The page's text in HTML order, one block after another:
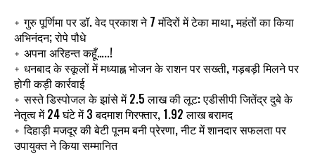
गुरु पूर्णिमा पर डॉ. वेद प्रकाश ने 7 मंदिरों में टेका माथा, महंतों का किया
अभिनंदन; रोपे पौधे
अपना अरिहन्त कहूँ…..!
धनबाद के स्कूलों में मध्याह्न भोजन के राशन पर सख्ती, गड़बड़ी मिलने पर
होगी कड़ी कार्रवाई
सस्ते डिस्पोजल के झांसे में 2.5 लाख की लूट: एडीसीपी जितेंद्र दुबे के
नेतृत्व में 24 घंटे में 3 बदमाश गिरफ्तार, 1.92 लाख बरामद
दिहाड़ी मजदूर की बेटी पूनम बनी प्रेरणा, नीट में शानदार सफलता पर
उपायुक्त ने किया सम्मानित